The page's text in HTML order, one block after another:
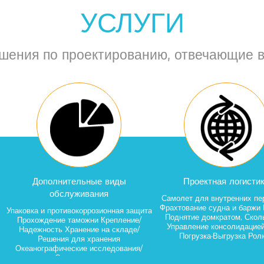
УСЛУГИ
по проектированию, отвечающие
Дополнительные виды
обслуживания
и противокоррозионная защита
Прохождение таможни Крепление/
Надежность Хранение на складе/
Решения для хранения
исследования/
Осмотр груза
Проектная логистика
Самолет для внутренних
Фрахтование судна и баржи
Поднятие домкратом,
Управление консолидацией
Погрузка-Выгрузка Ролкер